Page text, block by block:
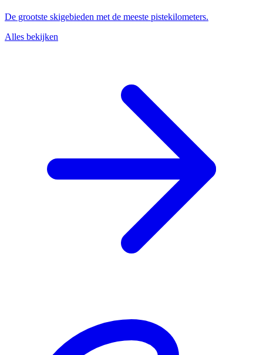
De grootste skigebieden met de meeste pistekilometers.
Alles bekijken